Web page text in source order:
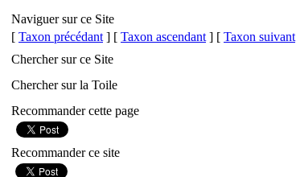
Naviguer sur ce Site
[ Taxon précédant ] [ Taxon ascendant ] [ Taxon suivant
Chercher sur ce Site
Chercher sur la Toile
Recommander cette page
Recommander ce site